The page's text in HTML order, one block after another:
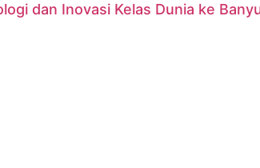
dan Inovasi Kelas Dunia ke